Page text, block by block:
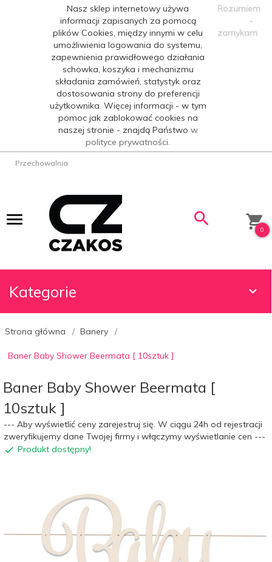
Nasz sklep internetowy używa
informacji zapisanych za pomocą
plików Cookies, między innymi w celu
umożliwienia logowania do systemu,
zapewnienia prawidłowego działania
schowka, koszyka i mechanizmu
składania zamówień, statystyk oraz
dostosowania strony do preferencji
użytkownika. Więcej informacji - w tym
pomoc jak zablokować cookies na
naszej stronie - znajdą Państwo w
polityce prywatności.
Rozumiem
-
zamykam
Przechowalnia
0
Kategorie
Strona główna Banery
Baner Baby Shower Beermata [ 10sztuk ]
Baner Baby Shower Beermata [
10sztuk ]
--- Aby wyświetlić ceny zarejestruj się. W ciągu 24h od rejestracji
zweryfikujemy dane Twojej firmy i włączymy wyświetlanie cen ---
Produkt dostępny!